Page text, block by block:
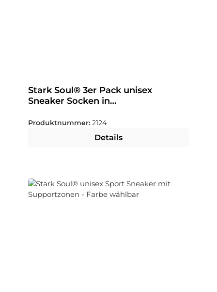
Stark Soul® 3er Pack unisex
Sneaker Socken in
Produktnummer: 2124
Details